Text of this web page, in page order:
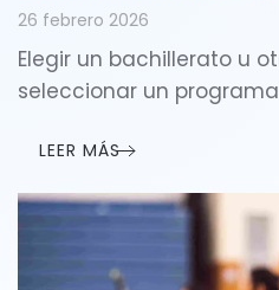
26 febrero 2026
Elegir un bachillerato u
seleccionar un
LEER MÁS